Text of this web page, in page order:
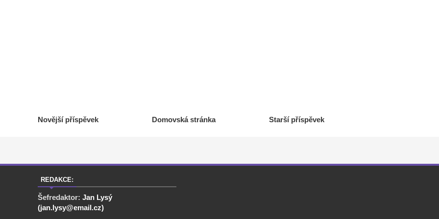
Novější příspěvek Starší příspěvek
Domovská stránka
REDAKCE:
Šefredaktor: Jan Lysý
(jan.lysy@email.cz)